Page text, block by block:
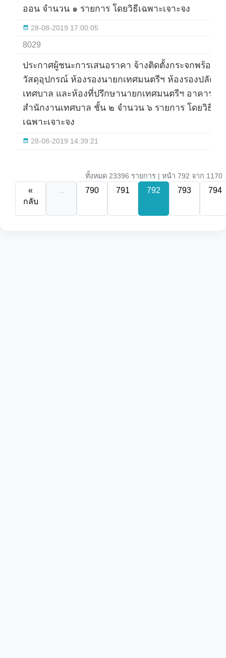
ออน จำนวน ๑ รายการ โดยวิธีเฉพาะเจาะจง
28-08-2019 17:00:05
8029
ประกาศผู้ชนะการเสนอราคา จ้างติดตั้งกระจกพร้อม
วัสดุอุปกรณ์ ห้องรองนายกเทศมนตรีฯ ห้องรองปลัด
เทศบาล และห้องที่ปรึกษานายกเทศมนตรีฯ อาคาร
สำนักงานเทศบาล ชั้น ๒ จำนวน ๖ รายการ โดยวิธี
เฉพาะเจาะจง
28-08-2019 14:39:21
ทั้งหมด 23396 รายการ | หน้า 792 จาก 1170
«
กลับ
... 790 791 792 793 794